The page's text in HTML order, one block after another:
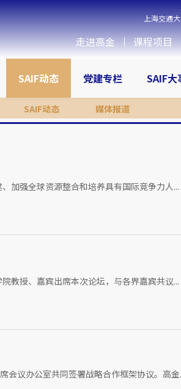
上海交通
走进高金 课程项目
SAIF动态
SAIF动态 媒体报道
党建专栏 SAIF大
加强全球资源整合和培养具有国际竞争力人...
教授、嘉宾出席本次论坛，与各界嘉宾共议...
会议办公室共同签署战略合作框架协议。高金